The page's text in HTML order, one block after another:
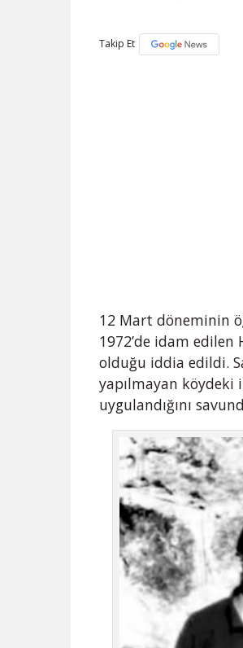
Takip Et
12 Mart döneminin
1972’de idam edilen
olduğu iddia edildi.
yapılmayan köydeki
uygulandığını